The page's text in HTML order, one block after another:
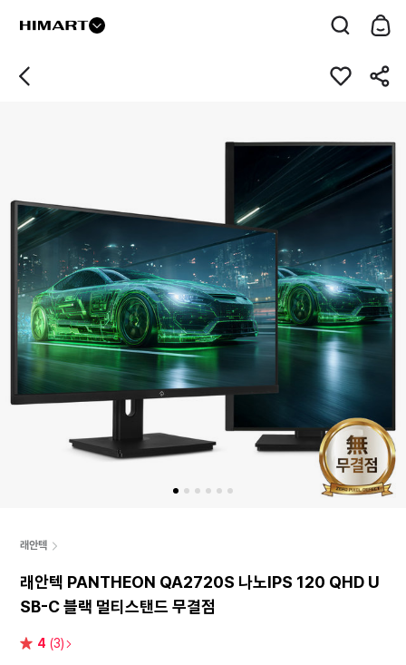
래안텍
래안텍 PANTHEON QA2720S 나노IPS 120 QHD U
SB-C 블랙 멀티스탠드 무결점
별 4 (3)